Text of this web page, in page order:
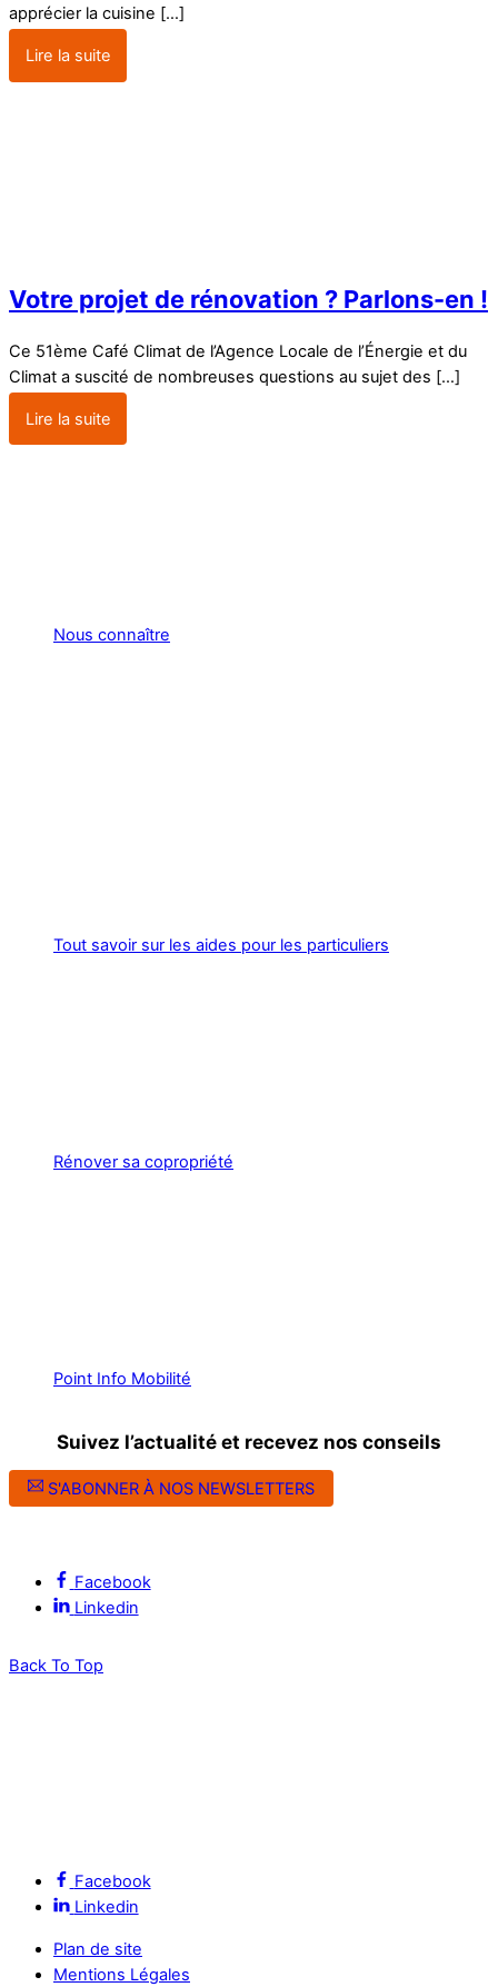
apprécier la cuisine […]
Lire la suite
Votre projet de rénovation ? Parlons-en !
Ce 51ème Café Climat de l’Agence Locale de l’Énergie et du
Climat a suscité de nombreuses questions au sujet des […]
Lire la suite
Nous connaître
Tout savoir sur les aides pour les particuliers
Rénover sa copropriété
Point Info Mobilité
Suivez l’actualité et recevez nos conseils
S'ABONNER À NOS NEWSLETTERS
Facebook
Linkedin
Back To Top
Facebook
Linkedin
Plan de site
Mentions Légales